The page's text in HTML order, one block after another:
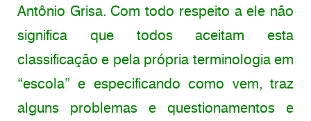
Antônio Grisa. Com todo respeito a ele não
significa que todos aceitam esta
classificação e pela própria terminologia em
“escola” e especificando como vem, traz
alguns problemas e questionamentos e